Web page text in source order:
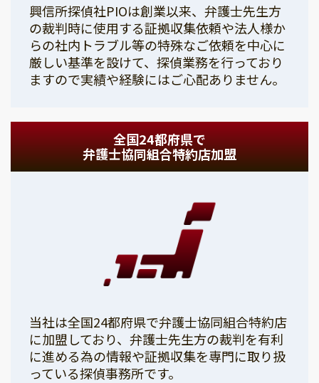
興信所探偵社PIOは創業以来、弁護士先生方
の裁判時に使用する証拠収集依頼や法人様か
らの社内トラブル等の特殊なご依頼を中心に
厳しい基準を設けて、探偵業務を行っており
ますので実績や経験にはご心配ありません。
全国24都府県で
弁護士協同組合特約店加盟
当社は全国24都府県で弁護士協同組合特約店
に加盟しており、弁護士先生方の裁判を有利
に進める為の情報や証拠収集を専門に取り扱
っている探偵事務所です。